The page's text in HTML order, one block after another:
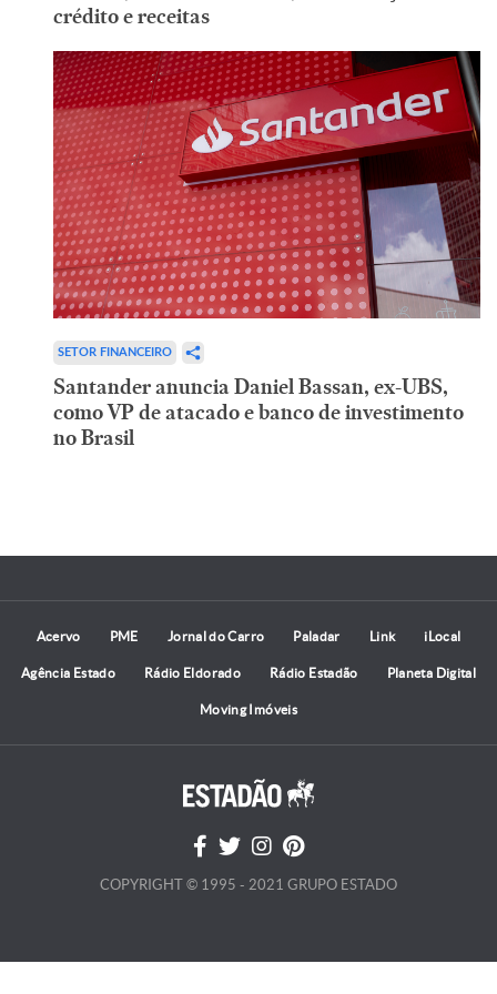
crédito e receitas
SETOR FINANCEIRO
Santander anuncia Daniel Bassan, ex-UBS,
como VP de atacado e banco de investimento
no Brasil
Acervo PME Jornal do Carro Paladar Link iLocal
Agência Estado Rádio Eldorado Rádio Estadão Planeta Digital
Moving Imóveis
COPYRIGHT © 1995 - 2021 GRUPO ESTADO